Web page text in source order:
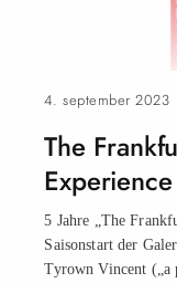
4. september 2023
The
5 Jahre „The
Saisonstart der
Tyrown Vincent